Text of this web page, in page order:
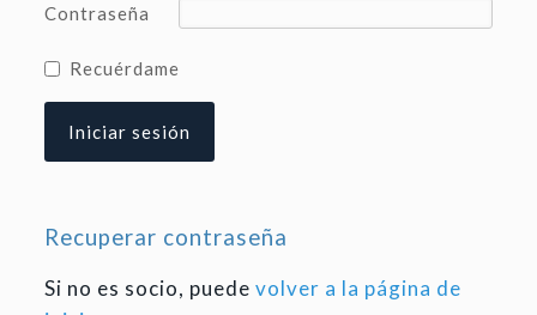
Contraseña
Recuérdame
Recuperar contraseña
Si no es socio, puede volver a la página de